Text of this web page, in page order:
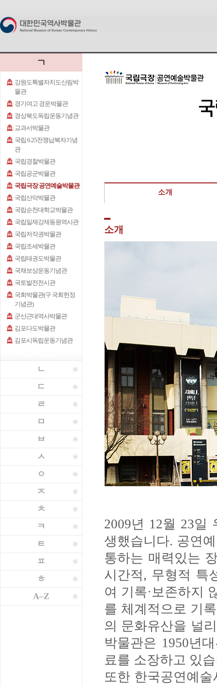
ㄱ
강원도특별자치도산림박
물관
경기여고 경운박물관
경상북도독립운동기념관
교과서박물관
국립 6.25전쟁납북자기념
관
국립경찰박물관
국립공군박물관
국립극장 공연예술박물관
국립산악박물관
국립순천대학교박물관
국립일제강제동원역사관
국립저작권박물관
국립조세박물관
국립태권도박물관
국채보상운동기념관
국토발전전시관
국회박물관(구 국회헌정
기념관)
군산근대역사박물관
김포다도박물관
김포시독립운동기념관
ㄴ
ㄷ
ㄹ
ㅁ
ㅂ
ㅅ
ㅇ
ㅈ
ㅊ
ㅋ
ㅌ
ㅍ
ㅎ
A–Z
소개
소개
2009년 12월 23일
생했습니다. 공연
통하는 매력있는
시간적, 무형적 특
여 기록·보존하지
를 체계적으로 기
의 문화유산을 널
박물관은 1950년
료를 소장하고 있
또한 한국공연예